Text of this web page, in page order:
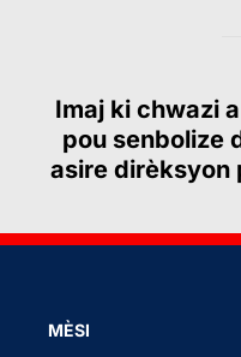
Imaj ki chwazi
pou senbolize
asire dirèksyon
MÈSI